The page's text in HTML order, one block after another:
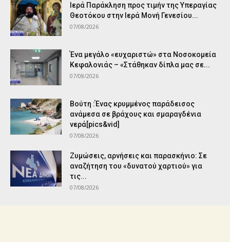
Ιερά Παράκληση προς τιμήν της Υπεραγίας
Θεοτόκου στην Ιερά Μονή Γενεσίου...
07/08/2026
Ένα μεγάλο «ευχαριστώ» στα Νοσοκομεία
Κεφαλονιάς – «Στάθηκαν δίπλα μας σε...
07/08/2026
Βούτη :Ένας κρυμμένος παράδεισος
ανάμεσα σε βράχους και σμαραγδένια
νερά[pics&vid]
07/08/2026
Ζυμώσεις, αρνήσεις και παρασκήνιο: Σε
αναζήτηση του «δυνατού χαρτιού» για
τις...
07/08/2026